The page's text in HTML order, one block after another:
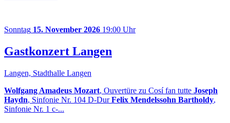
Sonntag 15. November 2026 19:00 Uhr
Gastkonzert Langen
Langen, Stadthalle Langen
Wolfgang Amadeus Mozart, Ouvertüre zu Cosí fan tutte Joseph
Haydn, Sinfonie Nr. 104 D-DurFelix Mendelssohn Bartholdy,
Sinfonie Nr. 1 c-...